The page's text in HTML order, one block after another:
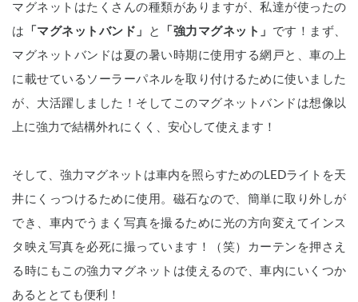
マグネットはたくさんの種類がありますが、私達が使ったの
は 「マグネットバンド」 と 「強力マグネット」 です！まず、
マグネットバンドは夏の暑い時期に使用する網戸と、車の上
に載せているソーラーパネルを取り付けるために使いました
が、大活躍しました！そしてこのマグネットバンドは想像以
上に強力で結構外れにくく、安心して使えます！
そして、強力マグネットは車内を照らすためのLEDライトを天
井にくっつけるために使用。磁石なので、簡単に取り外しが
でき、車内でうまく写真を撮るために光の方向変えてインス
タ映え写真を必死に撮っています！（笑）カーテンを押さえ
る時にもこの強力マグネットは使えるので、車内にいくつか
あるととても便利！